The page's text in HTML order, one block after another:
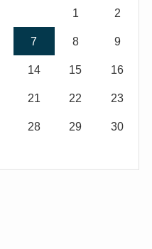
1 2
7 8 9
14 15 16
21 22 23
28 29 30